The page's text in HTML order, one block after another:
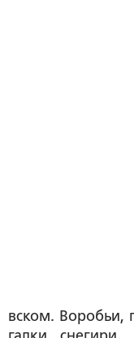
вском. Воробьи,